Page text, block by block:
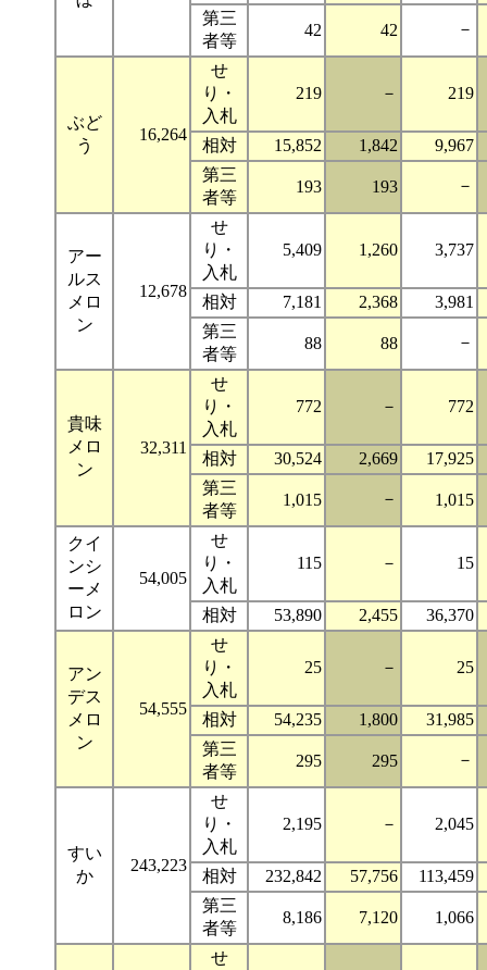
第三
者等
42 42 －
ぶど
う
16,264
せ
り・
入札
219 － 219
相対 15,852 1,842
9,967
第三
者等
193 193 －
アー
ルス
メロ
ン
12,678
せ
り・
入札
5,409 1,260 3,737
相対 7,181 2,368
3,981
第三
者等
88 88 －
貴味
メロ
ン
32,311
せ
り・
入札
772 － 772
相対 30,524 2,669
17,925
第三
者等
1,015 － 1,015
クイ
ンシ
ーメ
ロン
54,005
せ
り・
入札
115 － 15
相対 53,890 2,455 36,370
アン
デス
メロ
ン
54,555
せ
り・
入札
25 － 25
相対 54,235 1,800
31,985
第三
者等
295 295 －
すい
か
243,223
せ
り・
入札
2,195 － 2,045
相対 232,842 57,756
113,459
第三
者等
8,186 7,120 1,066
せ